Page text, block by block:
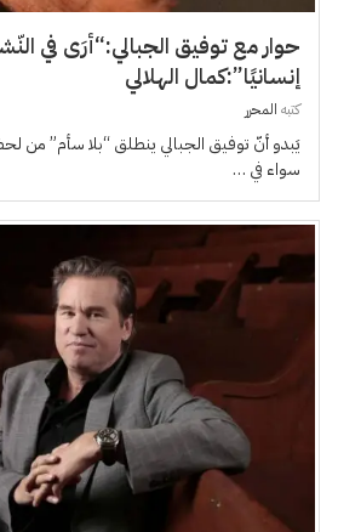
حوار مع توفيق الجبالي:“أرَى في
إنسانيًا”:كمال الهلالي
كتبه المحرر
يَبدو أنّ توفيق الجبالي ينطلق “بلا سأم” من
سواء في …